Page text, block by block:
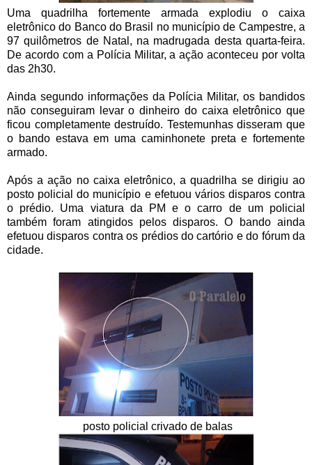
Uma quadrilha fortemente armada explodiu o caixa
eletrônico do Banco do Brasil no município de Campestre, a
97 quilômetros de Natal , na madrugada desta quarta-feira.
De acordo com a Polícia Militar, a ação aconteceu por volta
das 2h30.
Ainda segundo informações da Polícia Militar, os bandidos
não conseguiram levar o dinheiro do caixa eletrônico que
ficou completamente destruído. Testemunhas disseram que
o bando estava em uma caminhonete preta e fortemente
armado.
Após a ação no caixa eletrônico, a quadrilha se dirigiu ao
posto policial do município e efetuou vários disparos contra
o prédio. Uma viatura da PM e o carro de um policial
também foram atingidos pelos disparos. O bando ainda
efetuou disparos contra os prédios do cartório e do fórum da
cidade.
posto policial crivado de balas